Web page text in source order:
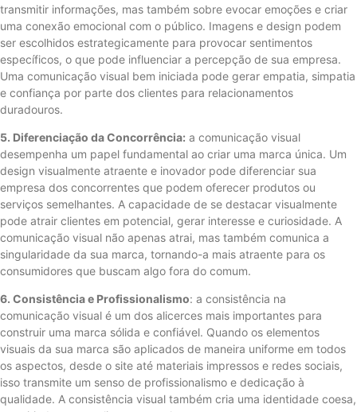
transmitir informações, mas também sobre evocar emoções e criar
uma conexão emocional com o público. Imagens e design podem
ser escolhidos estrategicamente para provocar sentimentos
específicos, o que pode influenciar a percepção de sua empresa.
Uma comunicação visual bem iniciada pode gerar empatia, simpatia
e confiança por parte dos clientes para relacionamentos
duradouros.
5. Diferenciação da Concorrência: a comunicação visual
desempenha um papel fundamental ao criar uma marca única. Um
design visualmente atraente e inovador pode diferenciar sua
empresa dos concorrentes que podem oferecer produtos ou
serviços semelhantes. A capacidade de se destacar visualmente
pode atrair clientes em potencial, gerar interesse e curiosidade. A
comunicação visual não apenas atrai, mas também comunica a
singularidade da sua marca, tornando-a mais atraente para os
consumidores que buscam algo fora do comum.
6. Consistência e Profissionalismo: a consistência na
comunicação visual é um dos alicerces mais importantes para
construir uma marca sólida e confiável. Quando os elementos
visuais da sua marca são aplicados de maneira uniforme em todos
os aspectos, desde o site até materiais impressos e redes sociais,
isso transmite um senso de profissionalismo e dedicação à
qualidade. A consistência visual também cria uma identidade coesa,